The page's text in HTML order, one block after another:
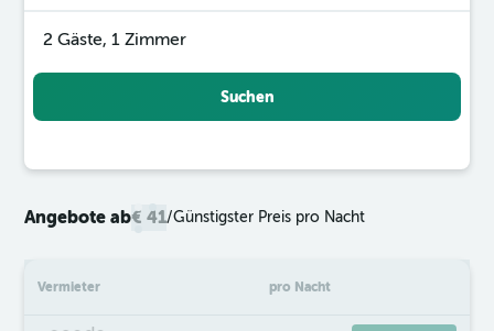
2 Gäste, 1 Zimmer
Suchen
Angebote ab€ 41/Günstigster Preis pro Nacht
Vermieter pro Nacht